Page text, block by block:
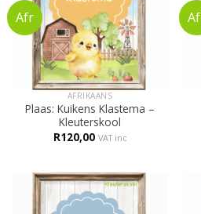
AFRIKAANS
Plaas: Kuikens Klastema –
Kleuterskool
R120,00 VAT inc